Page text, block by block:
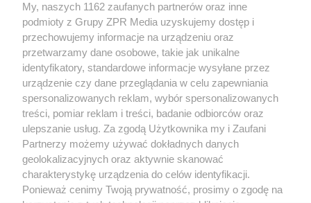
Żaden utwór zamieszczony w serwisie nie może być powielany i
rozpowszechniany lub dalej rozpowszechniany w jakikolwiek sposób (w
tym także elektroniczny lub mechaniczny) na jakimkolwiek polu
eksploatacji w jakiejkolwiek formie, włącznie z umieszczaniem w Internecie
bez pisemnej zgody właściciela praw. Jakiekolwiek użycie lub
wykorzystanie utworów w całości lub w części z naruszeniem prawa, tzn.
bez właściwej zgody, jest zabronione pod groźbą kary i może być ścigane
prawnie.
O nas
My, naszych 1162 zaufanych partnerów oraz inne
podmioty z Grupy ZPR Media uzyskujemy dostęp i
przechowujemy informacje na urządzeniu oraz
przetwarzamy dane osobowe, takie jak unikalne
identyfikatory, standardowe informacje wysyłane przez
urządzenie czy dane przeglądania w celu zapewniania
spersonalizowanych reklam, wybór spersonalizowanych
treści, pomiar reklam i treści, badanie odbiorców oraz
ulepszanie usług. Za zgodą Użytkownika my i Zaufani
Partnerzy możemy używać dokładnych danych
geolokalizacyjnych oraz aktywnie skanować
charakterystykę urządzenia do celów identyfikacji.
Ponieważ cenimy Twoją prywatność, prosimy o zgodę na